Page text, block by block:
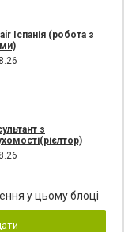
Іспанія (робота з
з
у цьому блоці